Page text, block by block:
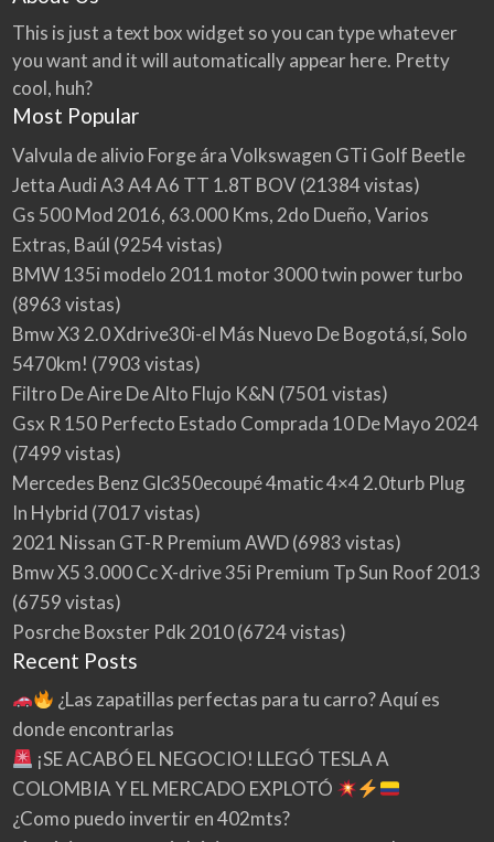
This is just a text box widget so you can type whatever
you want and it will automatically appear here. Pretty
cool, huh?
Most Popular
Valvula de alivio Forge ára Volkswagen GTi Golf Beetle
Jetta Audi A3 A4 A6 TT 1.8T BOV(21384 vistas)
Gs 500 Mod 2016, 63.000 Kms, 2do Dueño, Varios
Extras, Baúl (9254 vistas)
BMW 135i modelo 2011 motor 3000 twin power turbo
(8963 vistas)
Bmw X3 2.0 Xdrive30i-el Más Nuevo De Bogotá,sí, Solo
5470km! (7903 vistas)
Filtro De Aire De Alto Flujo K&N (7501 vistas)
Gsx R 150 Perfecto Estado Comprada 10 De Mayo 2024
(7499 vistas)
Mercedes Benz Glc350ecoupé 4matic 4×4 2.0turb Plug
In Hybrid (7017 vistas)
2021 Nissan GT-R Premium AWD(6983 vistas)
Bmw X5 3.000 Cc X-drive 35i Premium Tp Sun Roof 2013
(6759 vistas)
Posrche Boxster Pdk 2010(6724 vistas)
Recent Posts
¿Las zapatillas perfectas para tu carro? Aquí es
donde encontrarlas
¡SE ACABÓ EL NEGOCIO! LLEGÓ TESLA A
COLOMBIA Y EL MERCADO EXPLOTÓ
¿Como puedo invertir en 402mts?